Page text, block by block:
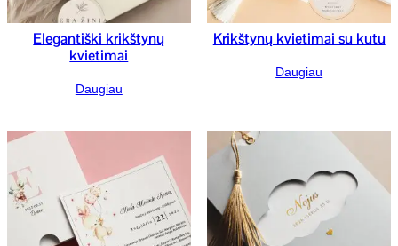
Elegantiški krikštynų
kvietimai
Daugiau
Krikštynų kvietimai su kutu
Daugiau